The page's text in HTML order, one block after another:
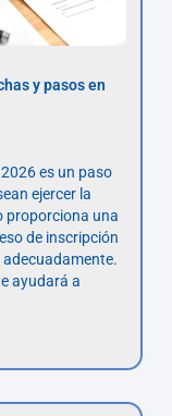
y pasos en
es un paso
ejercer la
proporciona una
de inscripción
ayudará a